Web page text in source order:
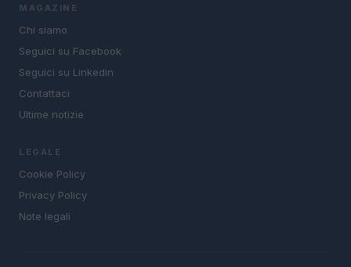
MAGAZINE
Chi siamo
Seguici su Facebook
Seguici su Linkedin
Contattaci
Ultime notizie
LEGALE
Cookie Policy
Privacy Policy
Note legali